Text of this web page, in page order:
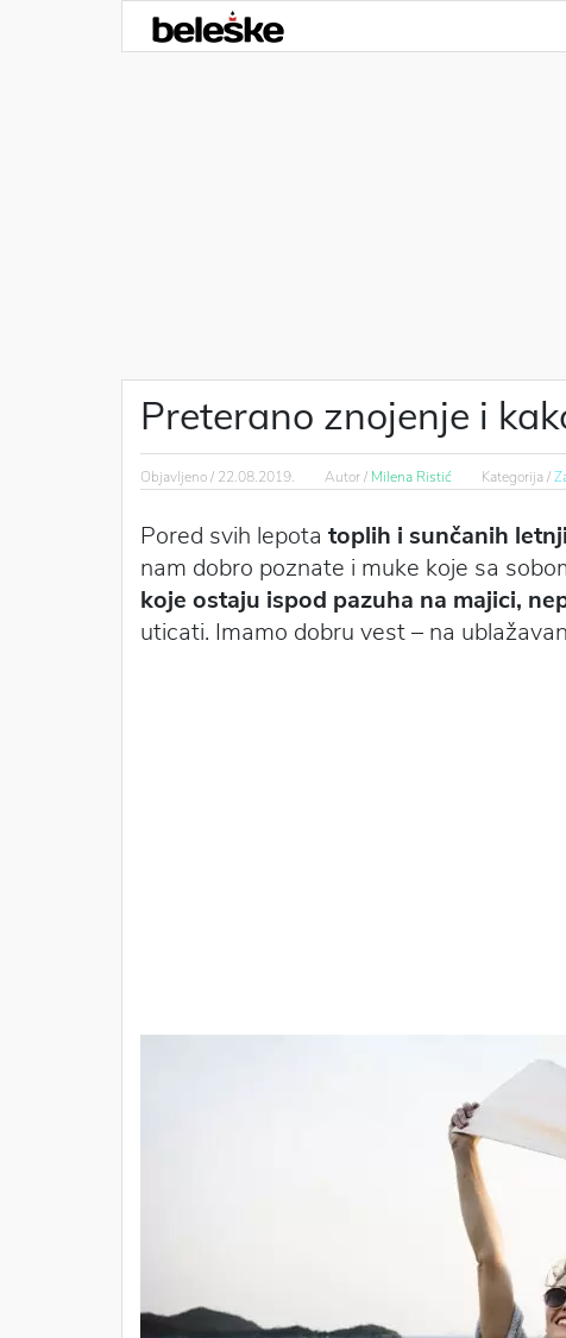
Preterano znojenje i
Objavljeno / 22.08.2019. Autor / Milena Ristić Kategorija /
Pored svih lepota toplih i sunčanih
nam dobro poznate i muke koje sa
koje ostaju ispod pazuha na majici,
uticati. Imamo dobru vest – na